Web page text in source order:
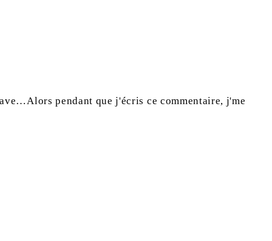
pendant que j'écris ce commentaire, j'me